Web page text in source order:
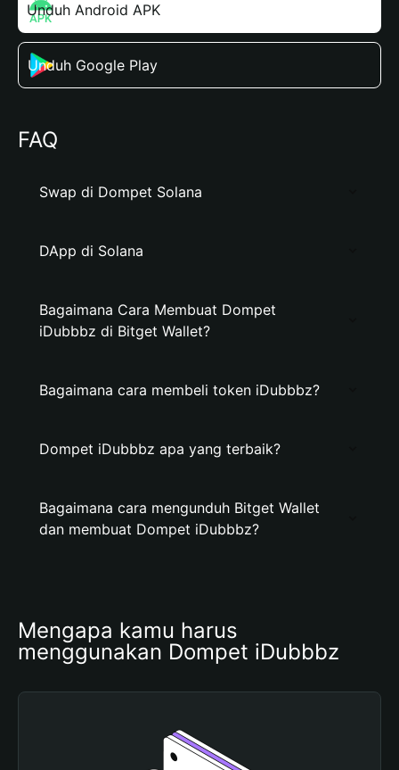
Unduh Android APK
Unduh Google Play
FAQ
Swap di Dompet Solana
DApp di Solana
Bagaimana Cara Membuat Dompet
iDubbbz di Bitget Wallet?
Bagaimana cara membeli token iDubbbz?
Dompet iDubbbz apa yang terbaik?
Bagaimana cara mengunduh Bitget Wallet
dan membuat Dompet iDubbbz?
Mengapa kamu harus
menggunakan Dompet iDubbbz